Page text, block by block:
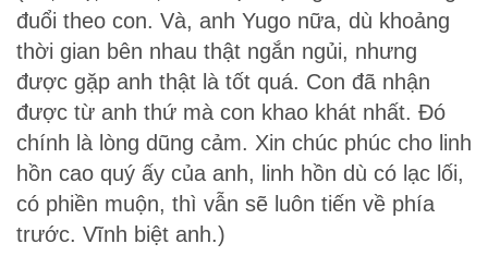
đuổi theo con. Và, anh Yugo nữa, dù khoảng
thời gian bên nhau thật ngắn ngủi, nhưng
được gặp anh thật là tốt quá. Con đã nhận
được từ anh thứ mà con khao khát nhất. Đó
chính là lòng dũng cảm. Xin chúc phúc cho linh
hồn cao quý ấy của anh, linh hồn dù có lạc lối,
có phiền muộn, thì vẫn sẽ luôn tiến về phía
trước. Vĩnh biệt anh.)